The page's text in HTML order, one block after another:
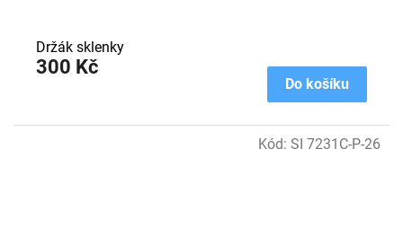
300 Kč
Do košíku
Držák sklenky
Kód: SI 7231C-P-26